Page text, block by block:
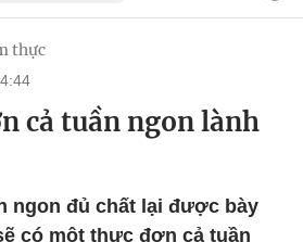
thực
cả tuần ngon lành
ngon đủ chất lại được bày
có một thực đơn cả tuần